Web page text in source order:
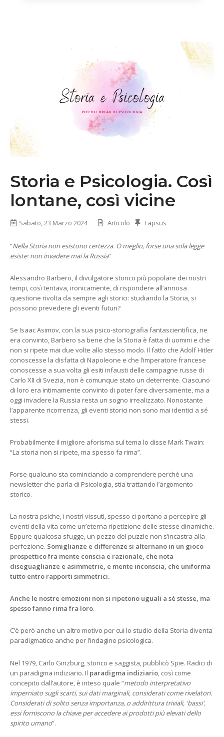
Storia e Psicologia. Così
lontane, così vicine
Sabato, 23 Marzo 2024 Articolo Lapsus
“Nella Storia non esistono certezza. O meglio, forse una sola legge
esiste: non invadere mai la Russia”
Alessandro Barbero, il divulgatore storico più popolare dei nostri
tempi, così tentava, ironicamente, di rispondere all’annosa
questione rivolta da sempre agli storici: studiando la Storia, si
possono prevedere gli eventi futuri?
Se Isaac Asimov, con la sua psico-storiografia fantascientifica, ne
era convinto, Barbero sa bene che la Storia è fatta di uomini e che
non si ripete mai due volte allo stesso modo. Il fatto che Adolf Hitler
conoscesse la disfatta di Napoleone e che l’imperatore francese
conoscesse a sua volta gli esiti infausti delle campagne russe di
Carlo XII di Svezia, non è comunque stato un deterrente. Ciascuno
di loro era intimamente convinto di poter fare diversamente, ma a
oggi invadere la Russia resta un sogno irrealizzato. Nonostante
l’apparente ricorrenza, gli eventi storici non sono mai identici a sé
stessi.
Probabilmente il migliore aforisma sul tema lo disse Mark Twain:
“La storia non si ripete, ma spesso fa rima”.
Forse qualcuno sta cominciando a comprendere perché una
newsletter che parla di Psicologia, stia trattando l’argomento
storico.
La nostra psiche, i nostri vissuti, spesso ci portano a percepire gli
eventi della vita come un’eterna ripetizione delle stesse dinamiche.
Eppure qualcosa sfugge, un pezzo del puzzle non s’incastra alla
perfezione. Somiglianze e differenze si alternano in un gioco
prospettico fra mente conscia e razionale, che nota
diseguaglianze e asimmetrie, e mente inconscia, che uniforma
tutto entro rapporti simmetrici.
Anche le nostre emozioni non si ripetono uguali a sè stesse, ma
spesso fanno rima fra loro.
C’è però anche un altro motivo per cui lo studio della Storia diventa
paradigmatico anche per l’indagine psicologica.
Nel 1979, Carlo Ginzburg, storico e saggista, pubblicò Spie. Radici di
un paradigma indiziario. Il paradigma indiziario, così come
concepito dall’autore, è inteso quale “metodo interpretativo
imperniato sugli scarti, sui dati marginali, considerati come rivelatori.
Considerati di solito senza importanza, o addirittura triviali, 'bassi',
essi forniscono la chiave per accedere ai prodotti più elevati dello
spirito umano”.